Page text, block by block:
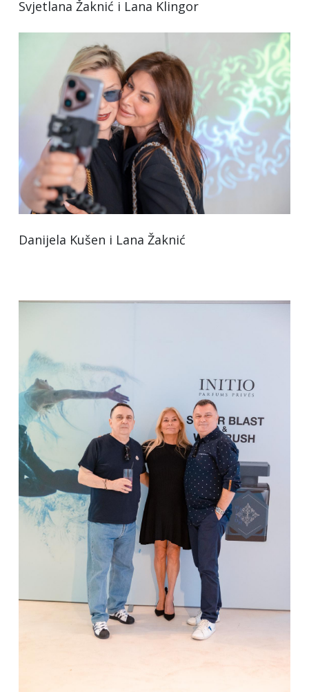
Svjetlana Žaknić i Lana Klingor
Danijela Kušen i Lana Žaknić